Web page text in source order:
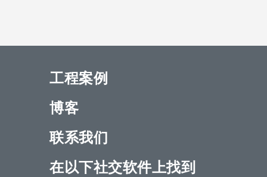
工程案例
博客
联系我们
在以下社交软件上找到